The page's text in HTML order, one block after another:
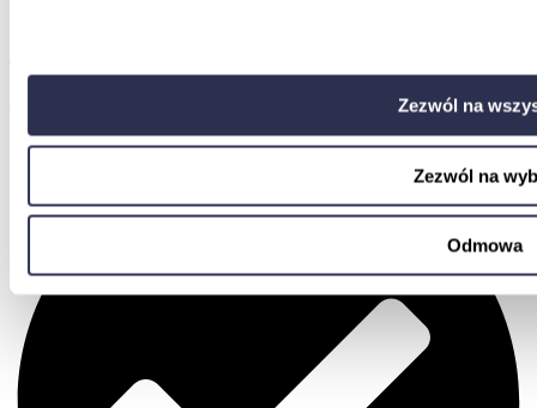
Zezwól na
Zezwól na
Odmowa